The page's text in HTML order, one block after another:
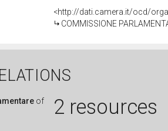
<http://dati.camera.it/ocd/
COMMISSIONE PARLAMENTARE
of 2 resources